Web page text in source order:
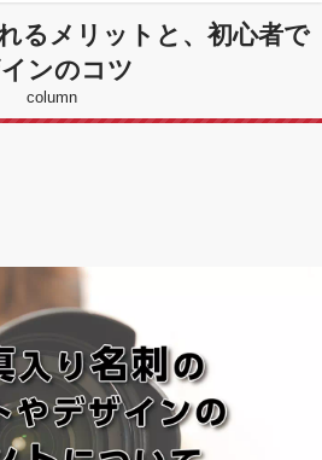
るメリットと、初心者で
ンのコツ
column